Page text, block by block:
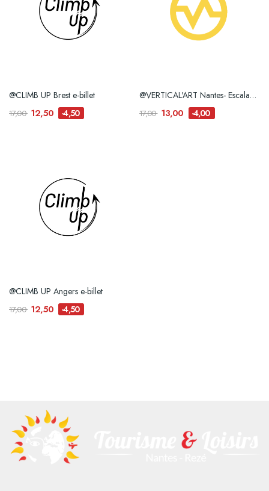
@CLIMB UP Brest e-billet
17,00 12,50 -4,50
@VERTICAL'ART Nantes- Escalade de Bloc e-billet
17,00 13,00 -4,00
@CLIMB UP Angers e-billet
17,00 12,50 -4,50